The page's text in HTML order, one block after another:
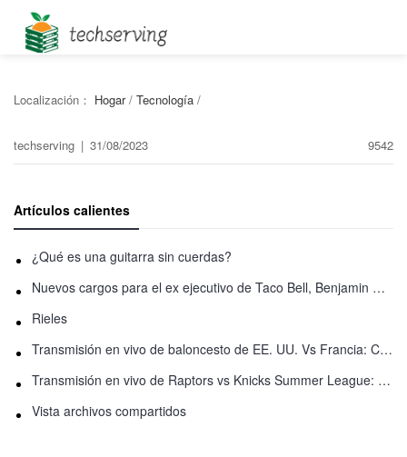
Localización： Hogar / Tecnología /
techserving | 31/08/2023 9542
Artículos calientes
¿Qué es una guitarra sin cuerdas?
Nuevos cargos para el ex ejecutivo de Taco Bell, Benjamin Golden, en una pelea con Uber
Rieles
Transmisión en vivo de baloncesto de EE. UU. Vs Francia: Cómo ver en línea
Transmisión en vivo de Raptors vs Knicks Summer League: Cómo ver
Vista archivos compartidos